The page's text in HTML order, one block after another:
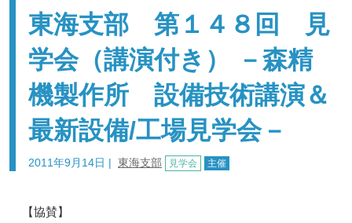
東海支部 第１４８回 見
学会（講演付き） －森精
機製作所 設備技術講演＆
最新設備/工場見学会－
2011年9月14日 | 東海支部 見学会 主催
【協賛】